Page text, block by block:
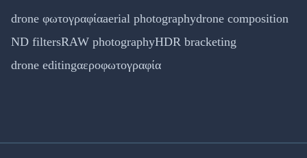
drone φωτογραφίαaerial photographydrone composition
ND filtersRAW photographyHDR bracketing
drone editingαεροφωτογραφία